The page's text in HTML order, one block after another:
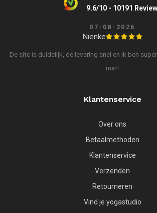
9.6/10 - 10191
07-08-2026
Nienke
De site is duidelijk, de levering snel en ik ben
mat!
Klantenservice
Over ons
Betaalmethoden
Klantenservice
Verzenden
Retourneren
Vind je yogastudio